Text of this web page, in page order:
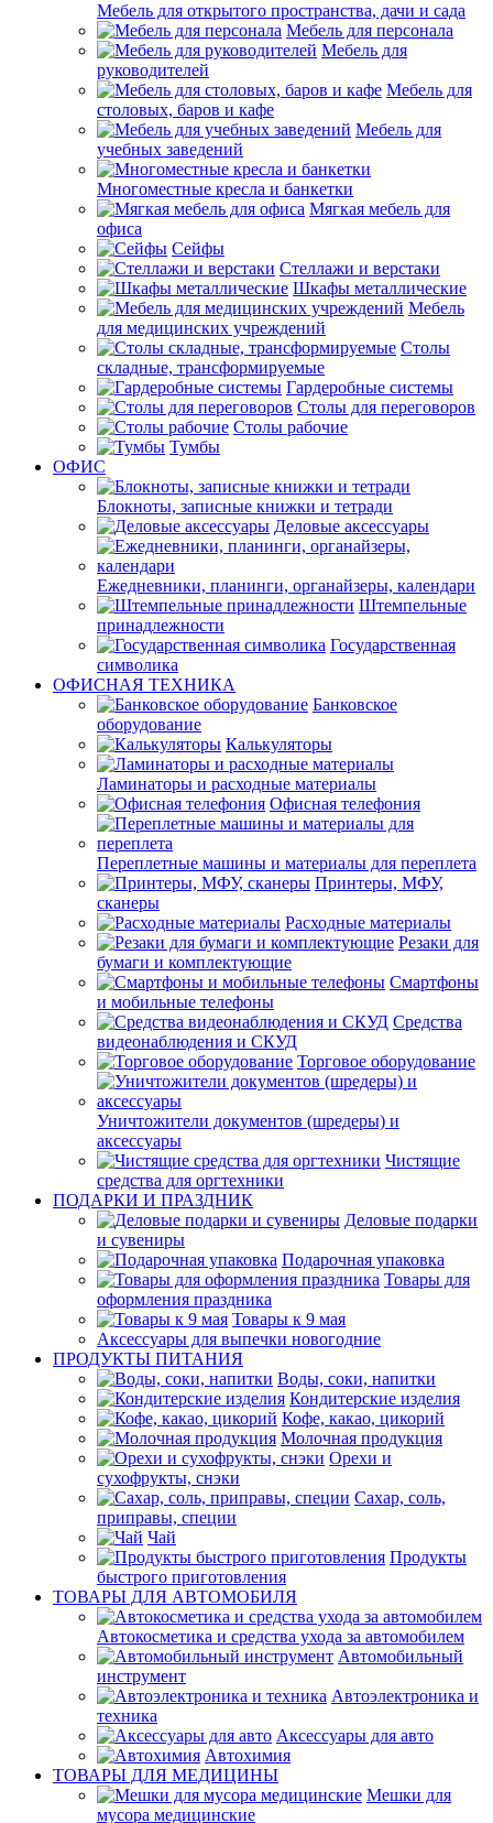
Мебель для открытого пространства, дачи и сада
Мебель для персонала
Мебель для
руководителей
Мебель для
столовых, баров и кафе
Мебель для
учебных заведений
Многоместные кресла и банкетки
Мягкая мебель для
офиса
Сейфы
Стеллажи и верстаки
Шкафы металлические
Мебель
для медицинских учреждений
Столы
складные, трансформируемые
Гардеробные системы
Столы для переговоров
Столы рабочие
Тумбы
ОФИС
Блокноты, записные книжки и тетради
Деловые аксессуары
Ежедневники, планинги, органайзеры, календари
Штемпельные
принадлежности
Государственная
символика
ОФИСНАЯ ТЕХНИКА
Банковское
оборудование
Калькуляторы
Ламинаторы и расходные материалы
Офисная телефония
Переплетные машины и материалы для переплета
Принтеры, МФУ,
сканеры
Расходные материалы
Резаки для
бумаги и комплектующие
Смартфоны
и мобильные телефоны
Средства
видеонаблюдения и СКУД
Торговое оборудование
Уничтожители документов (шредеры) и
аксессуары
Чистящие
средства для оргтехники
ПОДАРКИ И ПРАЗДНИК
Деловые подарки
и сувениры
Подарочная упаковка
Товары для
оформления праздника
Товары к 9 мая
Аксессуары для выпечки новогодние
ПРОДУКТЫ ПИТАНИЯ
Воды, соки, напитки
Кондитерские изделия
Кофе, какао, цикорий
Молочная продукция
Орехи и
сухофрукты, снэки
Сахар, соль,
приправы, специи
Чай
Продукты
быстрого приготовления
ТОВАРЫ ДЛЯ АВТОМОБИЛЯ
Автокосметика и средства ухода за автомобилем
Автомобильный
инструмент
Автоэлектроника и
техника
Аксессуары для авто
Автохимия
ТОВАРЫ ДЛЯ МЕДИЦИНЫ
Мешки для
мусора медицинские